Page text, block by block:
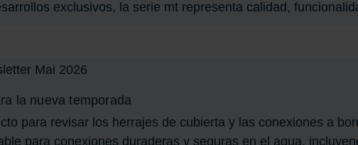
exclusivos, la serie mt representa calidad,
la nueva temporada
para revisar los herrajes de cubierta y las conexiones a
para conexiones duraderas y seguras en el agua,